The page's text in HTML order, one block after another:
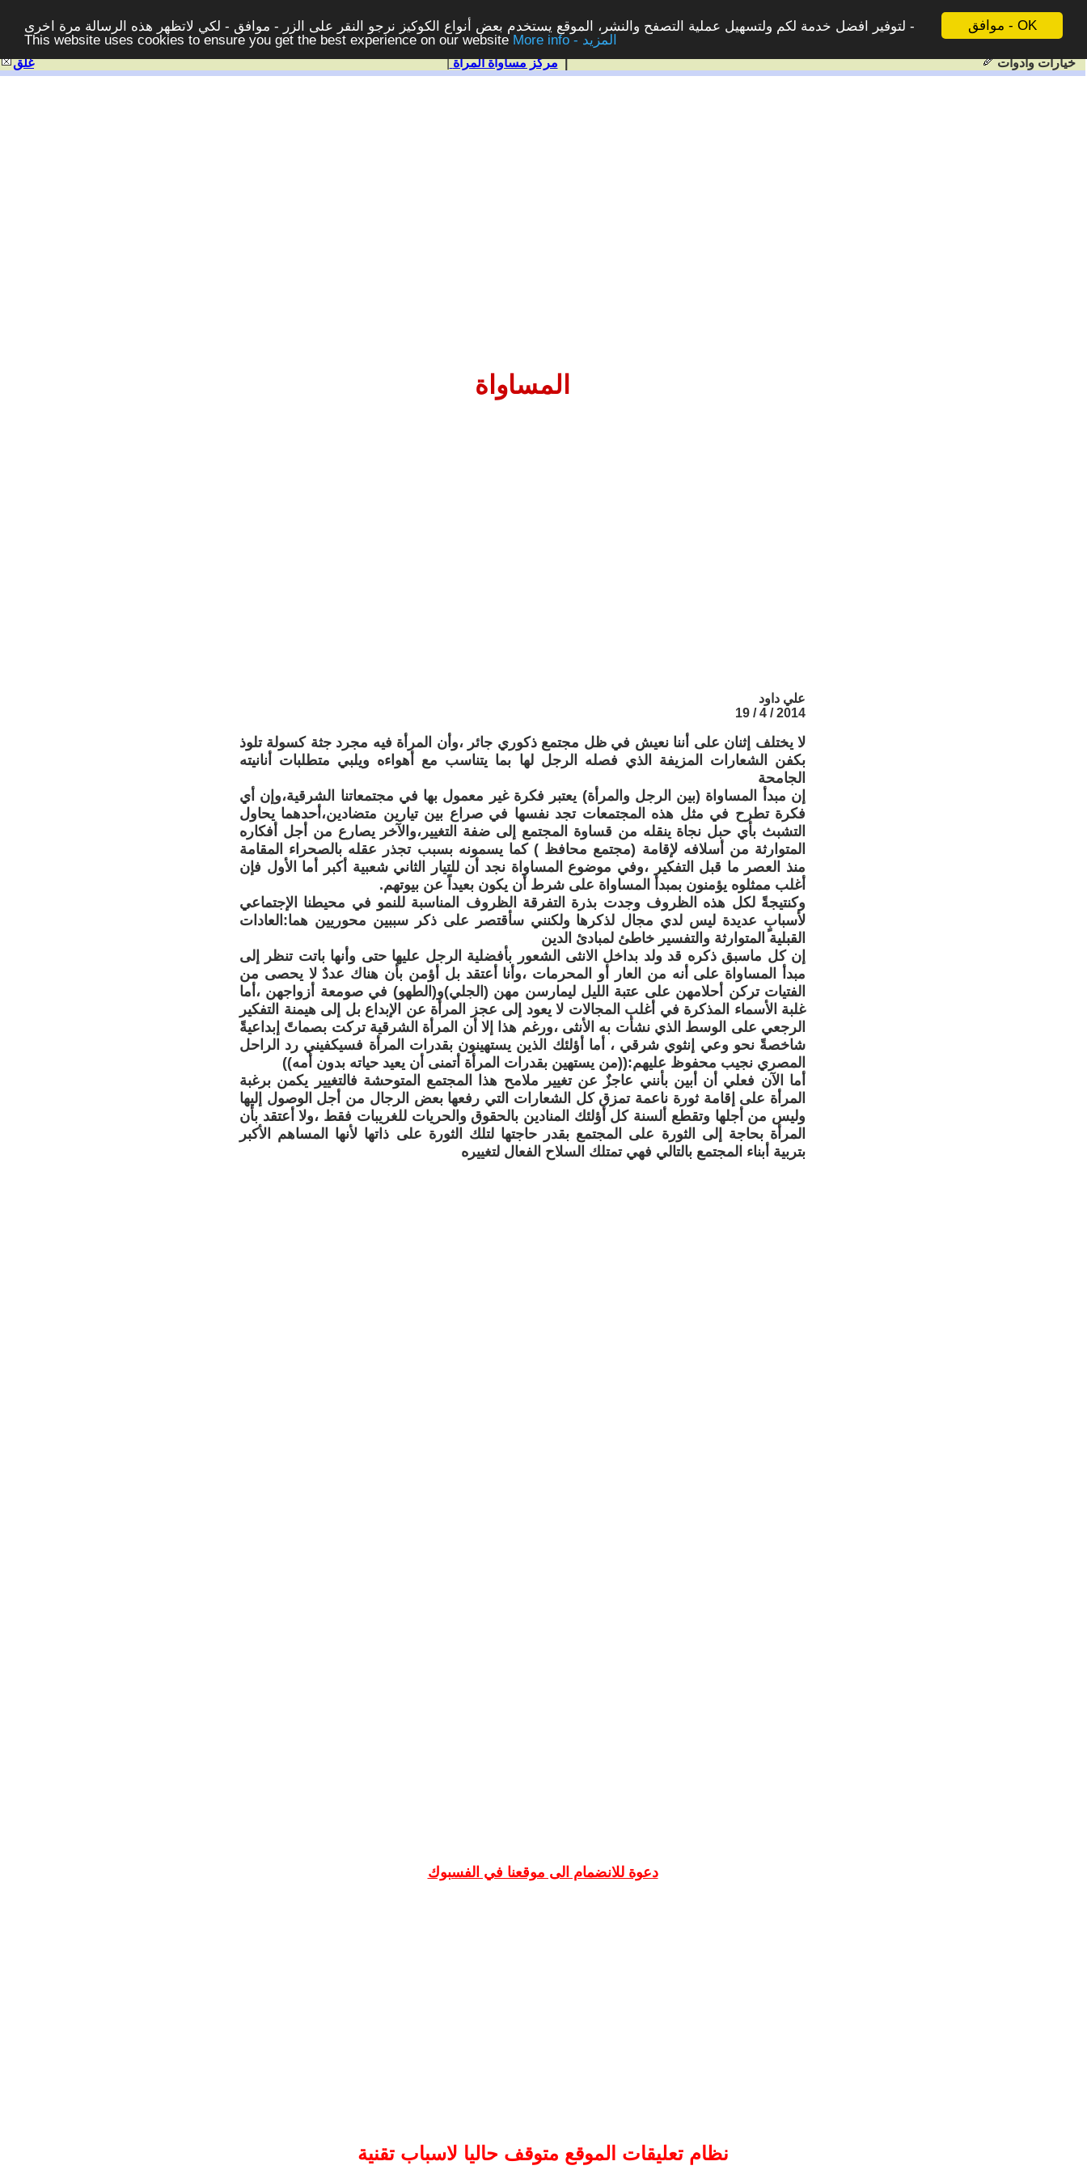
موافق - OK
لتوفير افضل خدمة لكم ولتسهيل عملية التصفح والنشر، الموقع يستخدم بعض أنواع الكوكيز نرجو النقر على الزر - موافق - لكي لاتظهر هذه الرسالة مرة اخرى -
This website uses cookies to ensure you get the best experience on our website
More info - المزيد
غلق | مركز مساواة المرأة| خيارات وادوات
المساواة
علي داود
2014 / 4 / 19
لا يختلف إثنان على أننا نعيش في ظل مجتمع ذكوري جائر ،وأن المرأة فيه مجرد جثة كسولة تلوذ
بكفن الشعارات المزيفة الذي فصله الرجل لها بما يتناسب مع أهواءه ويلبي متطلبات أنانيته
الجامحة
إن مبدأ المساواة (بين الرجل والمرأة) يعتبر فكرة غير معمول بها في مجتمعاتنا الشرقية،وإن أي
فكرة تطرح في مثل هذه المجتمعات تجد نفسها في صراع بين تيارين متضادين،أحدهما يحاول
التشبث بأي حبل نجاة ينقله من قساوة المجتمع إلى ضفة التغيير،والآخر يصارع من أجل أفكاره
المتوارثة من أسلافه لإقامة (مجتمع محافظ ) كما يسمونه بسبب تجذر عقله بالصحراء المقامة
منذ العصر ما قبل التفكير ،وفي موضوع المساواة نجد أن للتيار الثاني شعبية أكبر أما الأول فإن
أغلب ممثلوه يؤمنون بمبدأ المساواة على شرط أن يكون بعيداً عن بيوتهم.
وكنتيجةً لكل هذه الظروف وجدت بذرة التفرقة الظروف المناسبة للنمو في محيطنا الإجتماعي
لأسبابٍ عديدة ليس لدي مجال لذكرها ولكنني سأقتصر على ذكر سببين محوريين هما:العادات
القبلية المتوارثة والتفسير خاطئ لمبادئ الدين
إن كل ماسبق ذكره قد ولد بداخل الانثى الشعور بأفضلية الرجل عليها حتى وأنها باتت تنظر إلى
مبدأ المساواة على أنه من العار أو المحرمات ،وأنا أعتقد بل أؤمن بأن هناك عددٌ لا يحصى من
الفتيات تركن أحلامهن على عتبة الليل ليمارسن مهن (الجلي)و(الطهو) في صومعة أزواجهن ،أما
غلبة الأسماء المذكرة في أغلب المجالات لا يعود إلى عجز المرأة عن الإبداع بل إلى هيمنة التفكير
الرجعي على الوسط الذي نشأت به الأنثى ،ورغم هذا إلا أن المرأة الشرقية تركت بصماتً إبداعيةً
شاخصةً نحو وعي إنثوي شرقي ، أما أؤلئك الذين يستهينون بقدرات المرأة فسيكفيني رد الراحل
المصري نجيب محفوظ عليهم:((من يستهين بقدرات المرأة أتمنى أن يعيد حياته بدون أمه))
أما الآن فعلي أن أبين بأنني عاجزٌ عن تغيير ملامح هذا المجتمع المتوحشة فالتغيير يكمن برغبة
المرأة على إقامة ثورة ناعمة تمزق كل الشعارات التي رفعها بعض الرجال من أجل الوصول إليها
وليس من أجلها وتقطع ألسنة كل أؤلئك المنادين بالحقوق والحريات للغريبات فقط ،ولا أعتقد بأن
المرأة بحاجة إلى الثورة على المجتمع بقدر حاجتها لتلك الثورة على ذاتها لأنها المساهم الأكبر
بتربية أبناء المجتمع بالتالي فهي تمتلك السلاح الفعال لتغييره
دعوة للانضمام الى موقعنا في الفسبوك
نظام تعليقات الموقع متوقف حاليا لاسباب تقنية